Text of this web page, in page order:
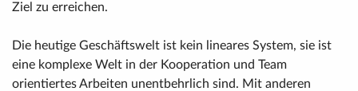
Ziel zu erreichen.
Die heutige Geschäftswelt ist kein lineares System, sie ist
eine komplexe Welt in der Kooperation und Team
orientiertes Arbeiten unentbehrlich sind. Mit anderen